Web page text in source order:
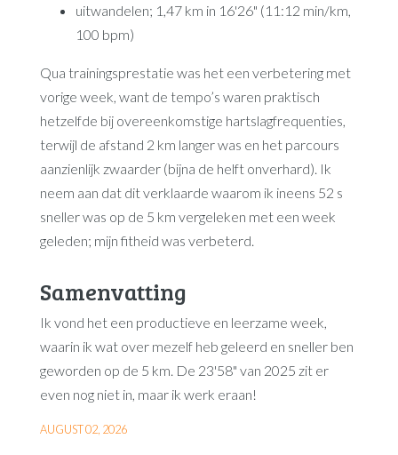
uitwandelen; 1,47 km in 16'26" (11:12 min/km,
100 bpm)
Qua trainingsprestatie was het een verbetering met
vorige week, want de tempo’s waren praktisch
hetzelfde bij overeenkomstige hartslagfrequenties,
terwijl de afstand 2 km langer was en het parcours
aanzienlijk zwaarder (bijna de helft onverhard). Ik
neem aan dat dit verklaarde waarom ik ineens 52 s
sneller was op de 5 km vergeleken met een week
geleden; mijn fitheid was verbeterd.
Samenvatting
Ik vond het een productieve en leerzame week,
waarin ik wat over mezelf heb geleerd en sneller ben
geworden op de 5 km. De 23'58" van 2025 zit er
even nog niet in, maar ik werk eraan!
AUGUST 02, 2026